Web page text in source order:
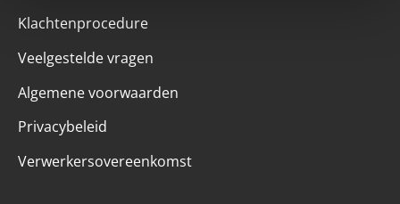
Klachtenprocedure
Veelgestelde vragen
Algemene voorwaarden
Privacybeleid
Verwerkersovereenkomst